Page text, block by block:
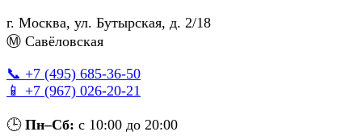
г. Москва, ул. Бутырская, д. 2/18
Ⓜ Савёловская
📞 +7 (495) 685‑36‑50
📱 +7 (967) 026‑20‑21
🕒 Пн–Сб: с 10:00 до 20:00